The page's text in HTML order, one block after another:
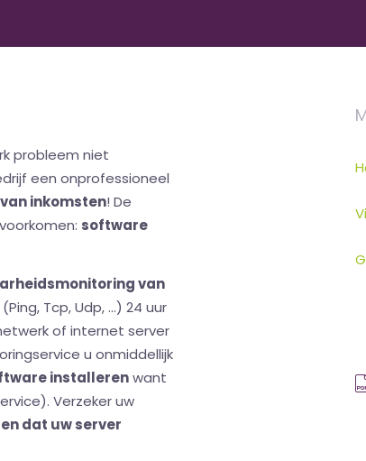
probleem niet
een onprofessioneel
inkomsten! De
software
van
Tcp, Udp, ...) 24 uur
of internet server
u onmiddellijk
installerenwant
Verzeker uw
dat uw server